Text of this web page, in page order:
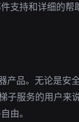
支持和详细的
产品。无论是安
子服务的用户来
由。